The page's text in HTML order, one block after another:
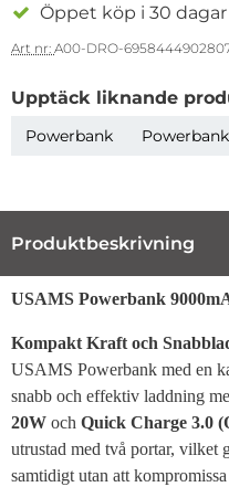
Öppet köp i 30 dagar
Art nr: A00-DRO-
Upptäck liknande
Powerbank Powerbank
Produktbeskrivning
USAMS Powerbank
Kompakt Kraft och
USAMS Powerbank med en
snabb och effektiv laddning
20W och Quick Charge 3.0
utrustad med två portar, vilket
samtidigt utan att